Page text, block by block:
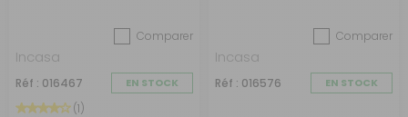
Comparer
Incasa
Réf : 016467 EN STOCK
(1)
Comparer
Incasa
Réf : 016576 EN STOCK